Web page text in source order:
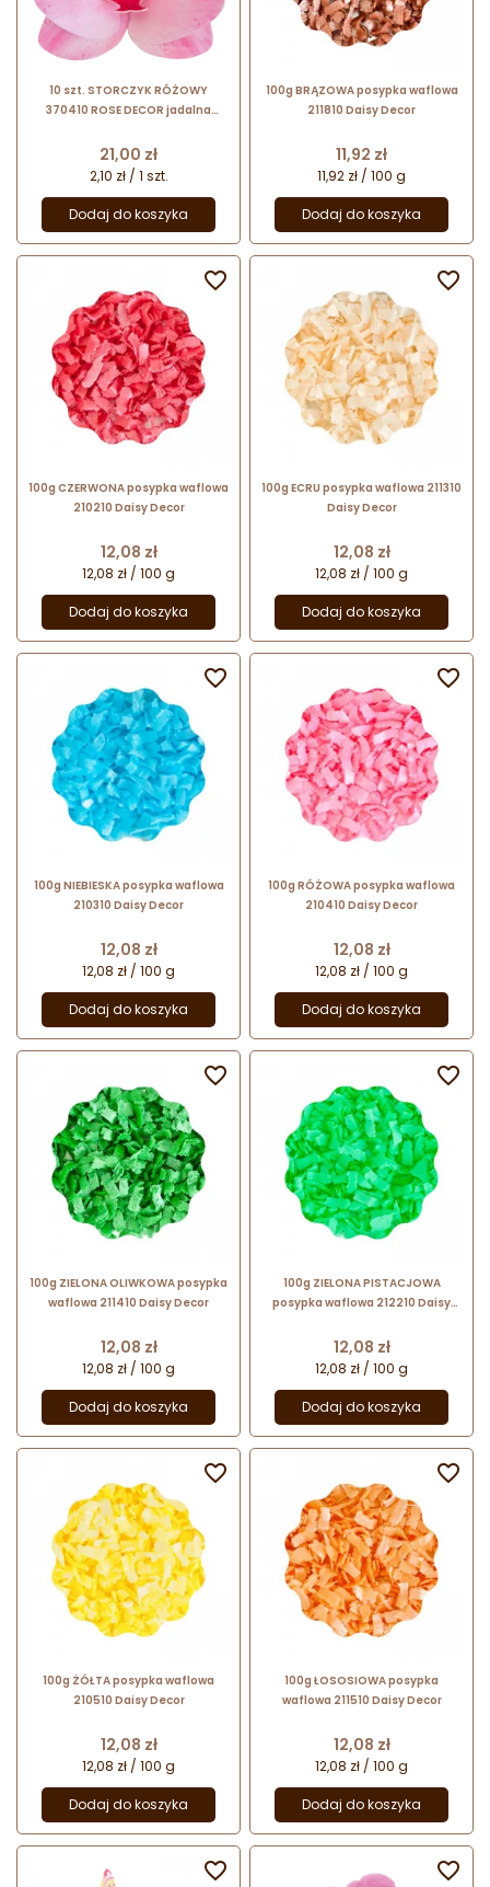
10 szt. STORCZYK RÓŻOWY
370410 ROSE DECOR jadalna
kwiatów - orchidea
Cena
21,00 zł
2,10 zł / 1 szt.
Dodaj do koszyka
100g BRĄZOWA posypka waflowa
211810 Daisy Decor
Cena
11,92 zł
11,92 zł / 100 g
Dodaj do koszyka
100g CZERWONA posypka waflowa
210210 Daisy Decor
Cena
12,08 zł
12,08 zł / 100 g
Dodaj do koszyka

100g ECRU posypka waflowa 211310
Daisy Decor
Cena
12,08 zł
12,08 zł / 100 g
Dodaj do koszyka

100g NIEBIESKA posypka waflowa
210310 Daisy Decor
Cena
12,08 zł
12,08 zł / 100 g
Dodaj do koszyka

100g RÓŻOWA posypka waflowa
210410 Daisy Decor
Cena
12,08 zł
12,08 zł / 100 g
Dodaj do koszyka

100g ZIELONA OLIWKOWA posypka
waflowa 211410 Daisy Decor
Cena
12,08 zł
12,08 zł / 100 g
Dodaj do koszyka

100g ZIELONA PISTACJOWA
posypka waflowa 212210 Daisy
Cena
12,08 zł
12,08 zł / 100 g
Dodaj do koszyka

100g ŻÓŁTA posypka waflowa
210510 Daisy Decor
Cena
12,08 zł
12,08 zł / 100 g
Dodaj do koszyka

100g ŁOSOSIOWA posypka
waflowa 211510 Daisy Decor
Cena
12,08 zł
12,08 zł / 100 g
Dodaj do koszyka

 